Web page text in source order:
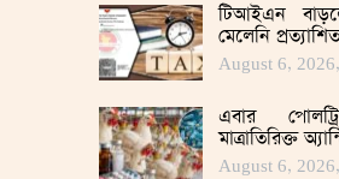
টিআইএন
মেলেনি
August 6,
এবার
মাত্রাতিরিক্ত
August 6,